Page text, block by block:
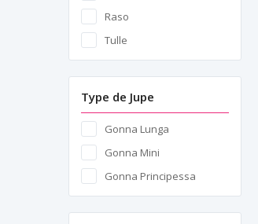
Raso
Tulle
Type de Jupe
Gonna Lunga
Gonna Mini
Gonna Principessa